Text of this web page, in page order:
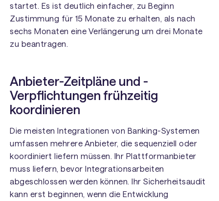
startet. Es ist deutlich einfacher, zu Beginn
Zustimmung für 15 Monate zu erhalten, als nach
sechs Monaten eine Verlängerung um drei Monate
zu beantragen.
Anbieter-Zeitpläne und -
Verpflichtungen frühzeitig
koordinieren
Die meisten Integrationen von Banking-Systemen
umfassen mehrere Anbieter, die sequenziell oder
koordiniert liefern müssen. Ihr Plattformanbieter
muss liefern, bevor Integrationsarbeiten
abgeschlossen werden können. Ihr Sicherheitsaudit
kann erst beginnen, wenn die Entwicklung